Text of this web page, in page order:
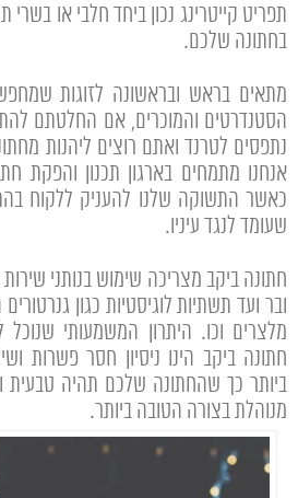
תפריט קייטרינג נכון ביחד חלבי או
בחתונה שלכם. ​
מתאים בראש ובראשונה לזוגות
הסטנדרטים והמוכרים, אם החלטתם
נתפסים לטרנד ואתם רוצים ליהנות
אנחנו מתמחים בארגון תכנון והפקת
כאשר התשוקה שלנו להעניק ללקוח
שעומד לנגד עיניו.
חתונה ביקב מצריכה שימוש בנותני שירות
ובר ועד תשתיות לוגיסטיות כגון
מלצרים וכו. היתרון המשמעותי שנוכל
חתונה ביקב הינו ניסיון חסר פשרות
ביותר כך שהחתונה שלכם תהיה טבעית
מנוהלת בצורה הטובה ביותר.